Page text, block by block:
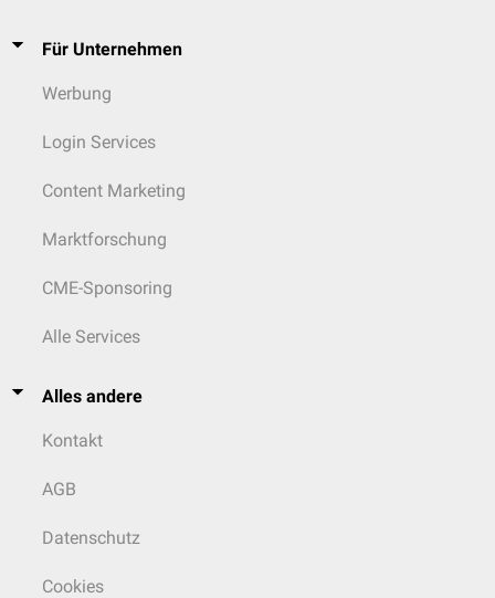
Für Unternehmen
Werbung
Login Services
Content Marketing
Marktforschung
CME-Sponsoring
Alle Services
Alles andere
Kontakt
AGB
Datenschutz
Cookies